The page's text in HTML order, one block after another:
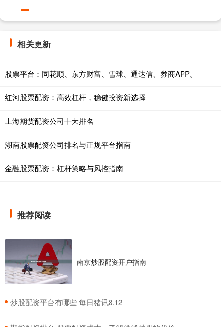
相关更新
股票平台：同花顺、东方财富、雪球、通达信、券商APP。
红河股票配资：高效杠杆，稳健投资新选择
上海期货配资公司十大排名
湖南股票配资公司排名与正规平台指南
金融股票配资：杠杆策略与风控指南
推荐阅读
南京炒股配资开户指南
​炒股配资平台有哪些 每日猪讯8.12